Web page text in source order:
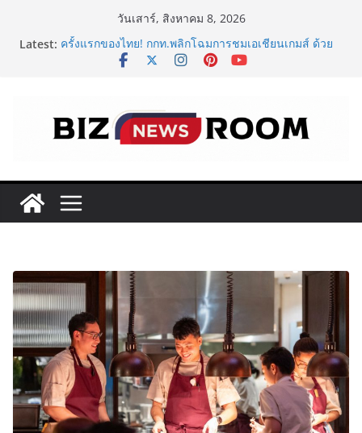
วันเสาร์, สิงหาคม 8, 2026
Latest: ครั้งแรกของไทย! กกท.พลิกโฉมการชมเอเชียนเกมส์ ด้วย
แคมเปญ ‘#มากกว่ามหกรรมกีฬา ALL IN ASIAN GAMES’
สากล ใจกลางทองหล่อ
‘RAKSAPHAN’ เปิดฉากคอลเลกชันระดับมาสเตอร์พีซคอล
เลกชันแรก รังสรรค์ “ผ้าลายน้ำไหล” สู่ชิ้นงานศิลปะสะสม
FOODNext SME D Navigator โมเดลใหม่จาก SME D
Bank เชื่อมทุน–ความรู้ หนุนธุรกิจอาหารไทย
ททท. จับมือ TransNusa Airline – Traveloka ยกระดับ
Destination